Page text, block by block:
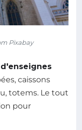
Pixabay
caissons
totems. Le tout
pour